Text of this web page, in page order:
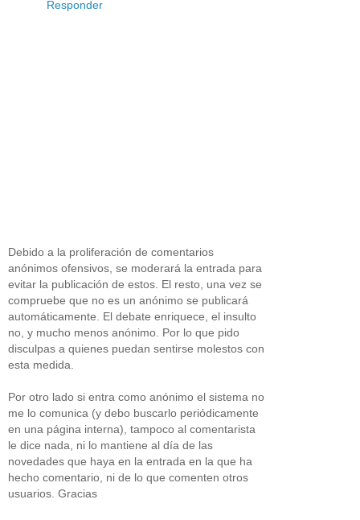
Responder
Debido a la proliferación de comentarios
anónimos ofensivos, se moderará la entrada para
evitar la publicación de estos. El resto, una vez se
compruebe que no es un anónimo se publicará
automáticamente. El debate enriquece, el insulto
no, y mucho menos anónimo. Por lo que pido
disculpas a quienes puedan sentirse molestos con
esta medida.
Por otro lado si entra como anónimo el sistema no
me lo comunica (y debo buscarlo periódicamente
en una página interna), tampoco al comentarista
le dice nada, ni lo mantiene al día de las
novedades que haya en la entrada en la que ha
hecho comentario, ni de lo que comenten otros
usuarios. Gracias